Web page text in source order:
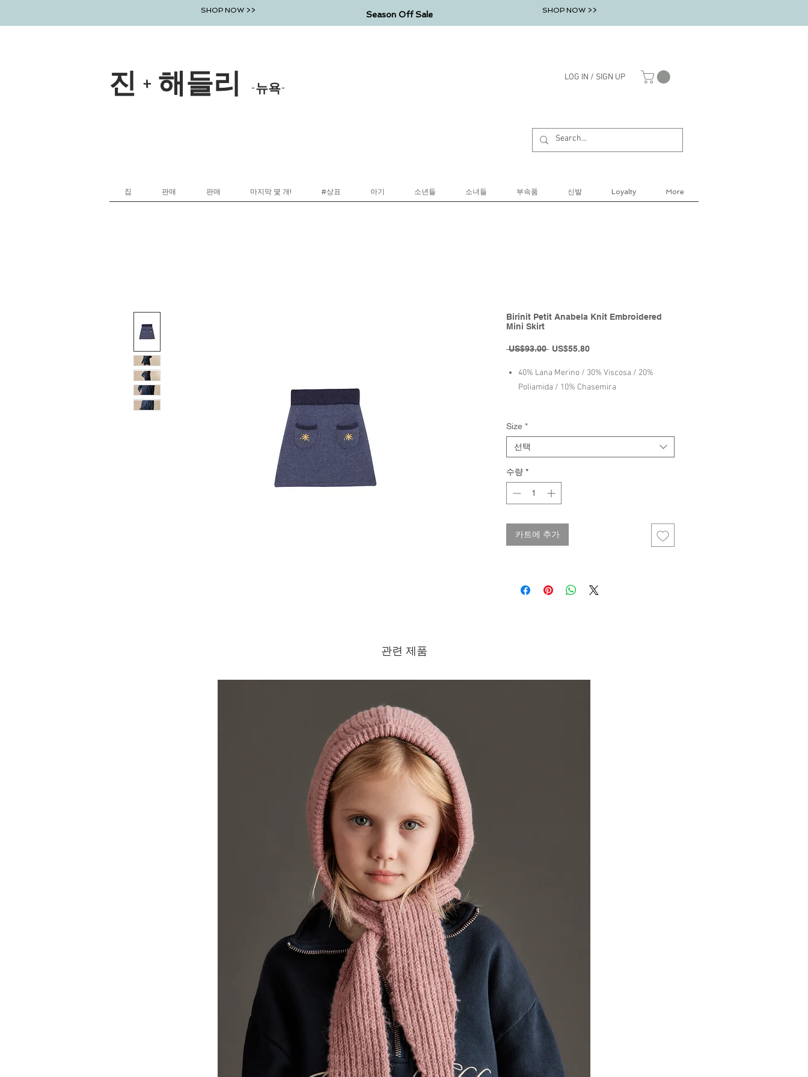
SHOP NOW >> Season Off Sale SHOP NOW >>
진 + 해들리 -뉴욕-
LOG IN / SIGN UP
집 판매 판매 마지막 몇 개! #상표 아기 소년들 소녀들 부속품 신발 Loyalty More
Birinit Petit Anabela Knit Embroidered
Mini Skirt
US$93.00 일
가
US$55.80할
가
40% Lana Merino / 30% Viscosa / 20%
Poliamida / 10% Chasemira
Size *
선택
수량 *
카트에 추가
관련 제품